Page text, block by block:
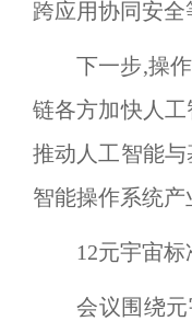
跨应用协同安全
下一步,操
链各方加快人
推动人工智能
智能操作系统产
12元宇宙标
会议围绕